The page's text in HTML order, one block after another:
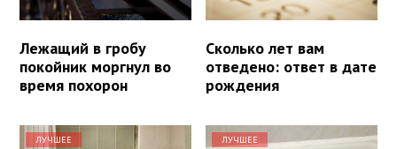
Лежащий в гробу
покойник моргнул во
время похорон
Сколько лет вам
отведено: ответ в дате
рождения
ЛУЧШЕЕ ЛУЧШЕЕ